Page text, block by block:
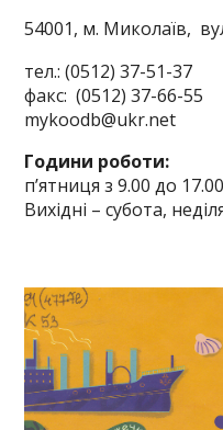
54001, м. Миколаїв,
тел.: (0512) 37-51-37
факс: (0512)
mykoodb@ukr.net
Години
п’ятниця з 9.00 до
Вихідні – субота,